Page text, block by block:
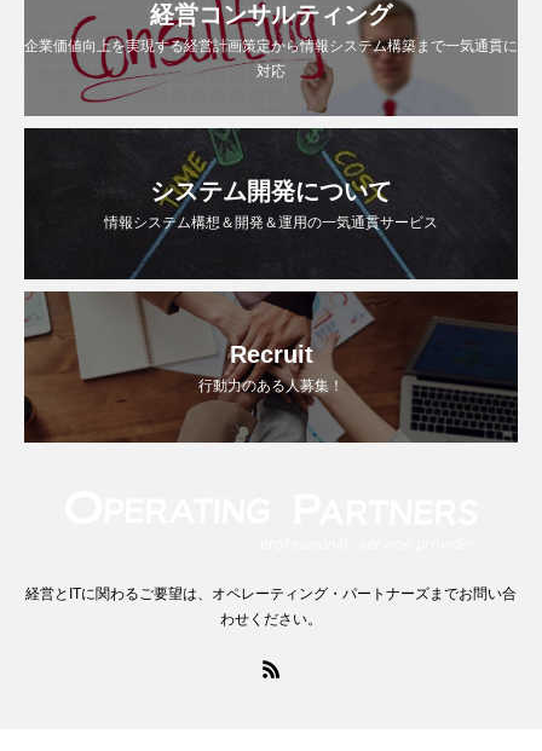
経営コンサルティング
企業価値向上を実現する経営計画策定から情報システム構築まで一気通貫に
対応
システム開発について
情報システム構想＆開発＆運用の一気通貫サービス
Recruit
行動力のある人募集！
経営とITに関わるご要望は、オペレーティング・パートナーズまでお問い合
わせください。